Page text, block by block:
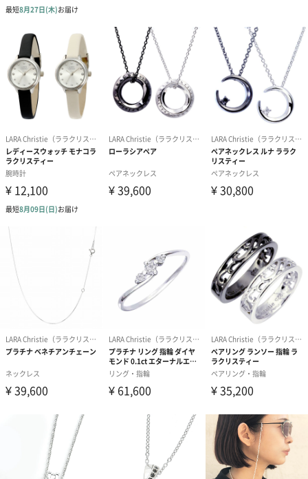
商品詳細情報
素材
スターリングシルバー(ロジウムコーティング/エナメ
ルコート)
シルバー925
サイズ
25×13mm / チェーン 50cm
付属品
ブランド 純正ショッパー / ボックス / 品質証明書
の金属を混ぜて合金にして強度を強くしたものです。